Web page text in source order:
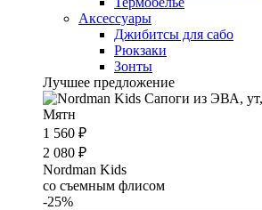
Аксессуары
Джибитсы для сабо
Рюкзаки
Зонты
Лучшее предложение
1 560 ₽
2 080 ₽
Nordman Kids
со съемным флисом
-25%